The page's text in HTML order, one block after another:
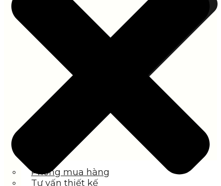
Phòng mua hàng
Tư vấn thiết kế